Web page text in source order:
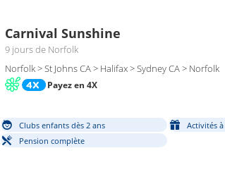
Carnival Sunshine
9 joursde Norfolk
Norfolk > St Johns CA > Halifax > Sydney CA > Norfolk
Payez en 4X
Clubs enfants dès 2 ans
Activités
Pension complète